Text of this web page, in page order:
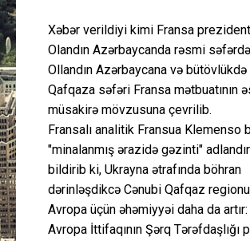
Əlaqə
Xəbər verildiyi kimi Fransa
Olandın Azərbaycanda rəsmi
Ollandın Azərbaycana və bütövlükdə
Qafqaza səfəri Fransa mətbuatının
müsakirə mövzusuna çevrilib.
Fransalı analitik Fransua Klemenso
"minalanmış ərazidə gəzinti"
bildirib ki, Ukrayna ətrafında böhran
dərinləşdikcə Cənubi Qafqaz
Avropa üçün əhəmiyyəi daha da
Avropa İttifaqının Şərq Tərəfdaşlığı